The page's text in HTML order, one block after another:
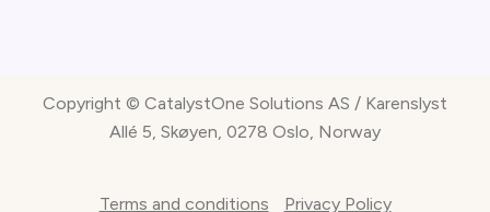
Copyright © CatalystOne Solutions AS / Karenslyst
Allé 5, Skøyen, 0278 Oslo, Norway
Terms and conditions Privacy Policy